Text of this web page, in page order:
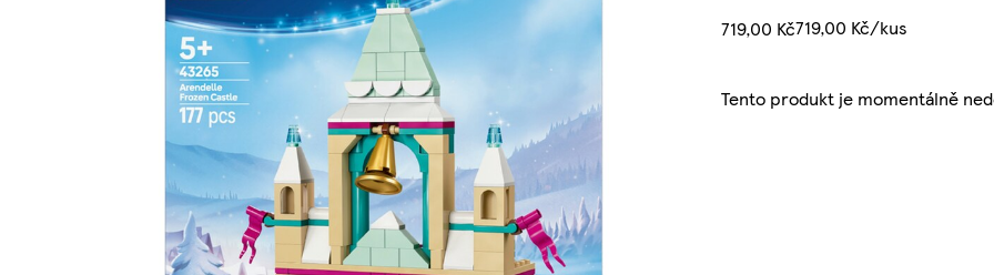
719,00 Kč719,00 Kč/kus
Tento produkt je momentálně